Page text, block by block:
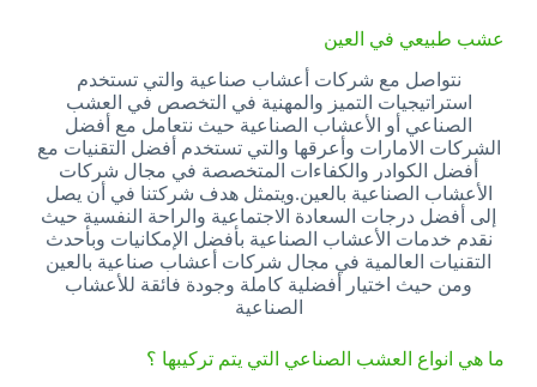
عشب طبيعي في العين
نتواصل مع شركات أعشاب صناعية والتي تستخدم
استراتيجيات التميز والمهنية في التخصص في العشب
الصناعي أو الأعشاب الصناعية حيث نتعامل مع أفضل
الشركات الامارات وأعرقها والتي تستخدم أفضل التقنيات مع
أفضل الكوادر والكفاءات المتخصصة في مجال شركات
الأعشاب الصناعية بالعين.ويتمثل هدف شركتنا في أن يصل
إلى أفضل درجات السعادة الاجتماعية والراحة النفسية حيث
نقدم خدمات الأعشاب الصناعية بأفضل الإمكانيات وبأحدث
التقنيات العالمية في مجال شركات أعشاب صناعية بالعين
ومن حيث اختيار أفضلية كاملة وجودة فائقة للأعشاب
الصناعية
ما هي انواع العشب الصناعي التي يتم تركيبها ؟